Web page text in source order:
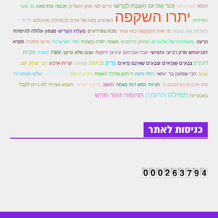
זוהר אחרי מות למתקדמים
הזוהר הקדוש – קדושים למתחילים
ספר הזוהר אמור השקפה
ספר הזוהר אמור מתקדמים
זוהר בחוקותי למתחילים
ספר הזוהר – במדבר
זוהר במדבר מתקדמים
דכלה זווג רוחני זָכוֹר אֶת יוֹם הַשַּׁבָּת לְקַדְּשׁו חיים לפי חוקי העליון חכמה סתימאה ט' סוגי
תפילות יתרו השקפה כשהִגִּיעַ זְמַנּוֹ שֶׁל אָדָם לְהִסְתַּלֵּק מֵהָעוֹלָם לְדָוִד
בְּשַׁנּוֹתוֹ אֶת טַעְמוֹ מִי זֹאת הַנִּשְׁקָפָה כְּמוֹ שָׁחַר מכת צפרדעים מַעֲלַת הָקַדִּישׁ מצפון עלולה להיפתח
הרעה. משמרות של מלאכים מתוק מדסבש נשמה יתרה בשבת סוד השיערות סיום מסכת ספרא
דצניעותא פרק רביעי וחמישי עבד אברהם עינים ירוקות עצם שלא נרקב עשיו עשרה פקיחו
דעיניין צְבָעִים שֶּׁנִרְאִים וצְבָעִים שֶׁאֵינָם נִרְאִים צדיק צניעות קטורה קרית ארבע רַבִּי יִצְחָק יֹשֵׁב
עָצוּב רבי שמעון בר יוחאי רחל ולאה ריחוק מדרך האמת רקיע היסוד שורש אמוני שלש משמרות
שם אלקים בצימצום ב' תגיות: נפש רוח נשמה תושב תיקון חמישי תענוג אמיתי לא ניתן לקבל
באנוכיות תפילה תרומה תרומה זוהר חדש
כניסות לאתר